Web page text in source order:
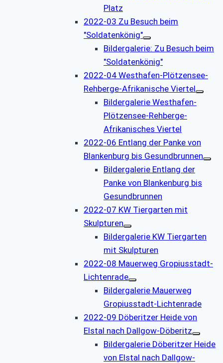
Platz
2022-03 Zu Besuch beim
"Soldatenkönig"
Bildergalerie: Zu Besuch beim
"Soldatenkönig"
2022-04 Westhafen-Plötzensee-
Rehberge-Afrikanische Viertel
Bildergalerie Westhafen-
Plötzensee-Rehberge-
Afrikanisches Viertel
2022-06 Entlang der Panke von
Blankenburg bis Gesundbrunnen
Bildergalerie Entlang der
Panke von Blankenburg bis
Gesundbrunnen
2022-07 KW Tiergarten mit
Skulpturen
Bildergalerie KW Tiergarten
mit Skulpturen
2022-08 Mauerweg Gropiusstadt-
Lichtenrade
Bildergalerie Mauerweg
Gropiusstadt-Lichtenrade
2022-09 Döberitzer Heide von
Elstal nach Dallgow-Döberitz
Bildergalerie Döberitzer Heide
von Elstal nach Dallgow-